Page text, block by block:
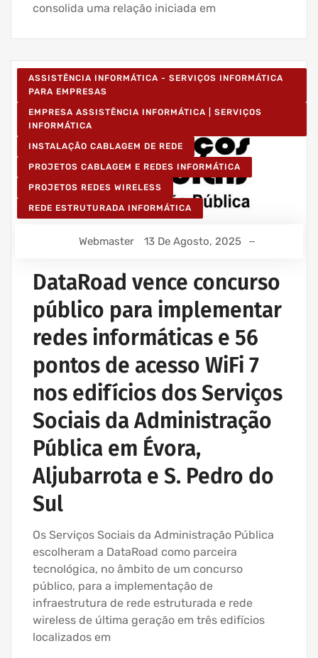
consolida uma relação iniciada em
ASSISTÊNCIA INFORMÁTICA - SERVIÇOS INFORMÁTICA
PARA EMPRESAS
EMPRESA ASSISTÊNCIA INFORMÁTICA | SERVIÇOS
INFORMÁTICA
INSTALAÇÃO CABLAGEM DE REDE
PROJETOS CABLAGEM E REDES INFORMÁTICA
PROJETOS REDES WIRELESS
REDE ESTRUTURADA INFORMÁTICA
Webmaster 13 De Agosto, 2025
DataRoad vence concurso
público para implementar
redes informáticas e 56
pontos de acesso WiFi 7
nos edifícios dos Serviços
Sociais da Administração
Pública em Évora,
Aljubarrota e S. Pedro do
Sul
Os Serviços Sociais da Administração Pública
escolheram a DataRoad como parceira
tecnológica, no âmbito de um concurso
público, para a implementação de
infraestrutura de rede estruturada e rede
wireless de última geração em três edifícios
localizados em